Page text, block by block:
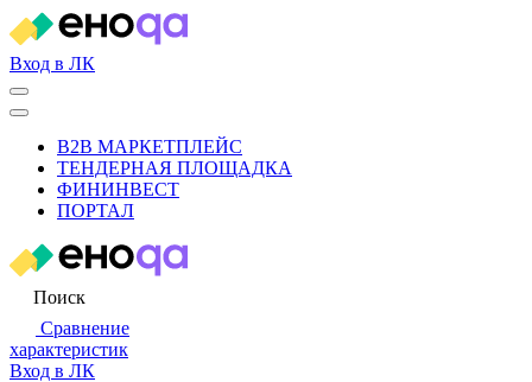
Вход в ЛК
B2B МАРКЕТПЛЕЙС
ТЕНДЕРНАЯ ПЛОЩАДКА
ФИНИНВЕСТ
ПОРТАЛ
Поиск
Сравнение
характеристик
Вход в ЛК